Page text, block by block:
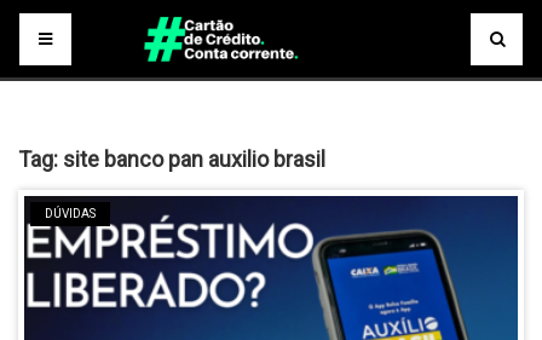
Tag: site banco pan auxilio brasil
DÚVIDAS